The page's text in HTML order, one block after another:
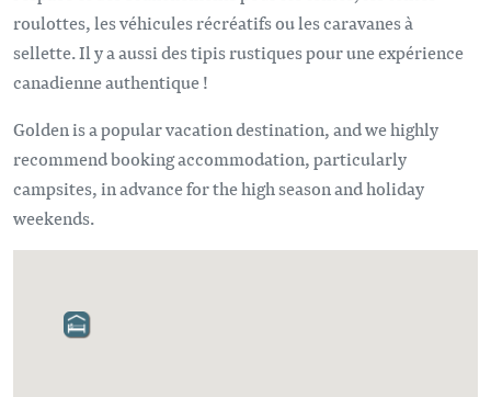
roulottes, les véhicules récréatifs ou les caravanes à
sellette. Il y a aussi des tipis rustiques pour une expérience
canadienne authentique !
Golden is a popular vacation destination, and we highly
recommend booking accommodation, particularly
campsites, in advance for the high season and holiday
weekends.